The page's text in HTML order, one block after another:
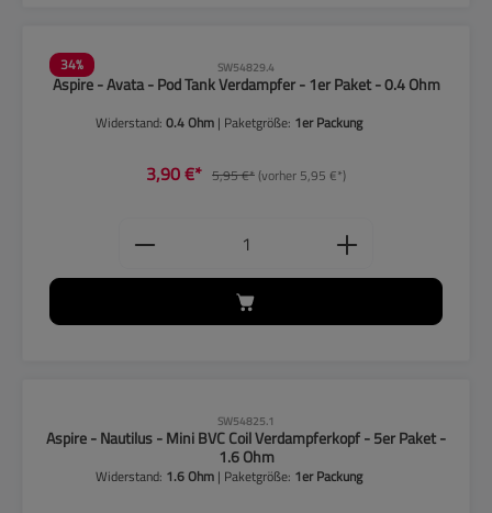
34% SW54829.4
Aspire - Avata - Pod Tank Verdampfer - 1er Paket - 0.4 Ohm
Widerstand:0.4 Ohm | Paketgröße: 1er Packung
3,90 €* 5,95 €*(vorher 5,95 €*)
Produkt Anzahl: Gib den
SW54825.1
Aspire - Nautilus - Mini BVC Coil Verdampferkopf - 5er Paket -
1.6 Ohm
Widerstand: 1.6 Ohm | Paketgröße: 1er Packung